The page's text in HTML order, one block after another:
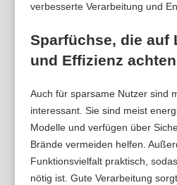
verbesserte Verarbeitung und
Sparfüchse, die auf
und Effizienz achten
Auch für sparsame Nutzer sind
interessant. Sie sind meist
Modelle und verfügen über
Brände vermeiden helfen.
Funktionsvielfalt praktisch,
nötig ist. Gute Verarbeitung